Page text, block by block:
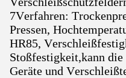
7Verfahren:
Pressen,
HR85,
Stoßfestigkeit,kann die
Geräte und